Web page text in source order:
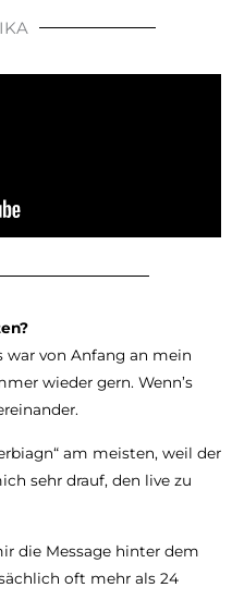
war von Anfang an mein
wieder gern. Wenn’s
am meisten, weil der
sehr drauf, den live zu
die Message hinter dem
oft mehr als 24